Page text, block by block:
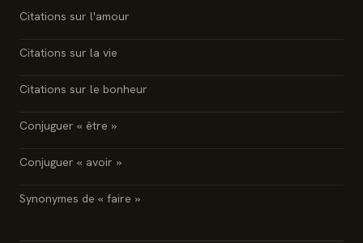
Citations sur l'amour
Citations sur la vie
Citations sur le bonheur
Conjuguer « être »
Conjuguer « avoir »
Synonymes de « faire »